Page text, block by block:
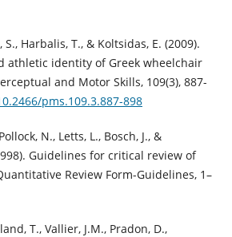
S., Harbalis, T., & Koltsidas, E. (2009).
athletic identity of Greek wheelchair
and Motor Skills, 109(3), 887-
pms.109.3.887-898
N., Letts, L., Bosch, J., &
Guidelines for critical review of
Review Form-Guidelines, 1–
T., Vallier, J.M., Pradon, D.,